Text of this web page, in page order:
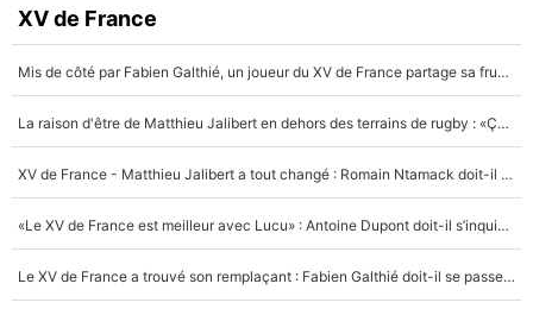
XV de France
Mis de côté par Fabien Galthié, un joueur du XV de France partage sa frustration : «ils ne me l’ont pas dit tout de suite»
La raison d'être de Matthieu Jalibert en dehors des terrains de rugby : «Ça m'atteint autant que si tu touches à un membre de ma famille»
XV de France - Matthieu Jalibert a tout changé : Romain Ntamack doit-il s’inquiéter pour sa place à un an de la Coupe du monde ?
«Le XV de France est meilleur avec Lucu» : Antoine Dupont doit-il s’inquiéter pour sa place ?
Le XV de France a trouvé son remplaçant : Fabien Galthié doit-il se passer d'Antoine Dupont ?